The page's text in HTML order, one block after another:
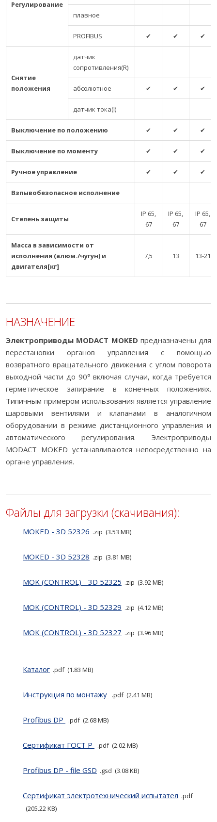
Регулирование
плавное
PROFIBUS ✔ ✔ ✔
Снятие
положения
датчик
сопротивления(R)
абсолютное ✔ ✔ ✔
датчик тока(I)
Выключение по положению ✔ ✔ ✔
Выключение по моменту ✔ ✔ ✔
Ручное управление ✔ ✔ ✔
Взпывобезопасное исполнение
Степень защиты
IP 65,
67
IP 65,
67
IP 65,
67
Масса в зависимости от
исполнения (алюм./чугун) и
двигателя[кг]
7,5 13 13-21
НАЗНАЧЕНИЕ
Электроприводы МОDACT MOKED предназначены для
перестановки органов управления с помощью
возвратного вращательного движения с углом поворота
выходной части до 90° включая случаи, когда требуется
герметическое запирание в конечных положениях.
Типичным примером использования является управление
шаровыми вентилями и клапанами в аналогичном
оборудовании в режиме дистанционного управления и
автоматического регулирования. Электроприводы
МОDACT MOKED устанавливаются непосредственно на
органе управления.
Файлы для загрузки (скачивания):
MOKED - 3D 52326 zip 3.53 MB
MOKED - 3D 52328 zip 3.81 MB
MOK (CONTROL) - 3D 52325 zip 3.92 MB
MOK (CONTROL) - 3D 52329 zip 4.12 MB
MOK (CONTROL) - 3D 52327 zip 3.96 MB
Каталог pdf 1.83 MB
Инструкция по монтажу pdf 2.41 MB
Profibus DP pdf 2.68 MB
Сертификат ГОСТ P pdf 2.02 MB
Profibus DP - file GSD gsd 3.08 KB
Cертификат электротехнический испытател pdf
205.22 KB